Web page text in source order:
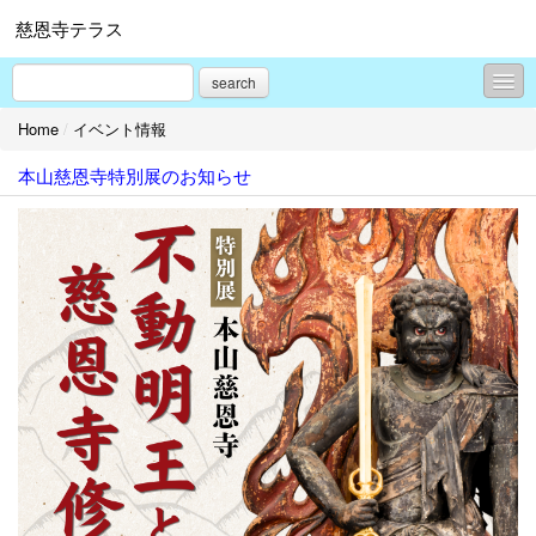
慈恩寺テラス
search
イベント情報
お知らせ
コンテンツ
プロフィール
お問合せ
Home / イベント情報
本山慈恩寺特別展のお知らせ